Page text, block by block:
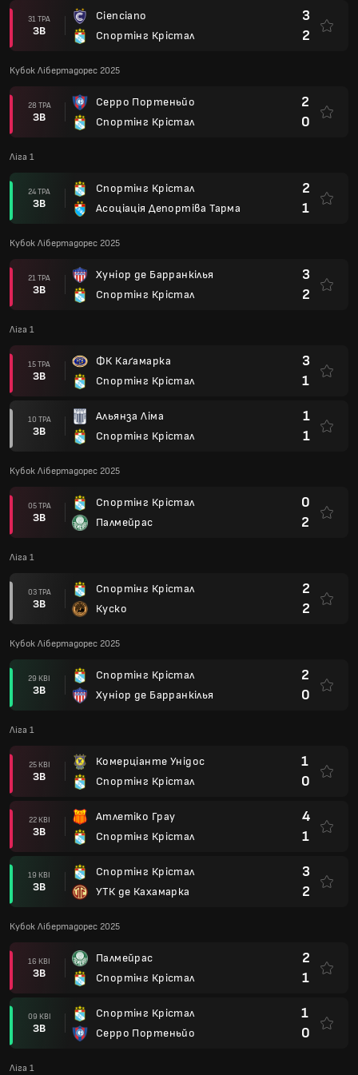
31 ТРА
ЗВ
Cienciano
Спортінг Крістал
3
2
Кубок Лібертадорес 2025
28 ТРА
ЗВ
Серро Портеньйо
Спортінг Крістал
2
0
Ліга 1
24 ТРА
ЗВ
Спортінг Крістал
Асоціація Депортіва Тарма
2
1
Кубок Лібертадорес 2025
21 ТРА
ЗВ
Хуніор де Барранкілья
Спортінг Крістал
3
2
Ліга 1
15 ТРА
ЗВ
ФК Каґамарка
Спортінг Крістал
3
1
10 ТРА
ЗВ
Альянза Ліма
Спортінг Крістал
1
1
Кубок Лібертадорес 2025
05 ТРА
ЗВ
Спортінг Крістал
Палмейрас
0
2
Ліга 1
03 ТРА
ЗВ
Спортінг Крістал
Куско
2
2
Кубок Лібертадорес 2025
29 КВІ
ЗВ
Спортінг Крістал
Хуніор де Барранкілья
2
0
Ліга 1
25 КВІ
ЗВ
Комерціанте Унідос
Спортінг Крістал
1
0
22 КВІ
ЗВ
Атлетіко Грау
Спортінг Крістал
4
1
19 КВІ
ЗВ
Спортінг Крістал
УТК де Кахамарка
3
2
Кубок Лібертадорес 2025
16 КВІ
ЗВ
Палмейрас
Спортінг Крістал
2
1
09 КВІ
ЗВ
Спортінг Крістал
Серро Портеньйо
1
0
Ліга 1